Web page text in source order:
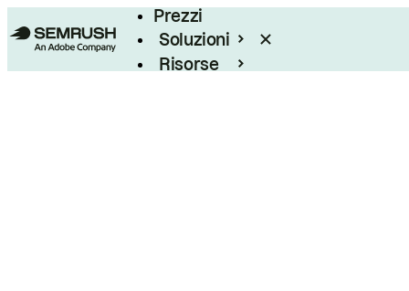
Prezzi
Soluzioni
Risorse